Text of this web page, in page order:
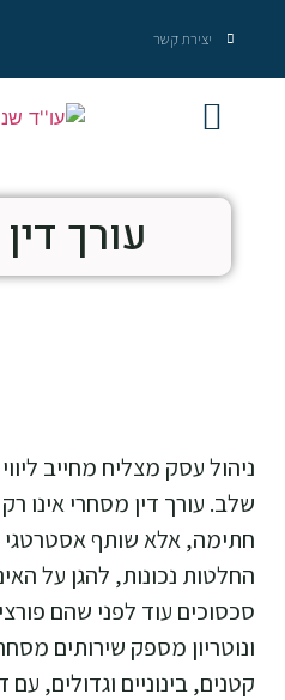
יצירת קשר
עורך
ניהול עסק מצליח מחייב
שלב. עורך דין מסחרי אינו
חתימה, אלא שותף
החלטות נכונות, להגן על
סכסוכים עוד לפני שהם
ונוטריון מספק שירותים
קטנים, בינוניים וגדולים,